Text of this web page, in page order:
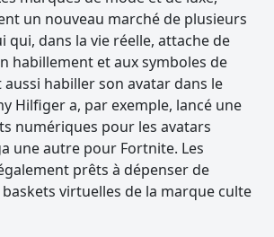
un nouveau marché de plusieurs
qui, dans la vie réelle, attache de
habillement et aux symboles de
habiller son avatar dans le
Hilfiger a, par exemple, lancé une
numériques pour les avatars
une autre pour Fortnite. Les
prêts à dépenser de
virtuelles de la marque culte